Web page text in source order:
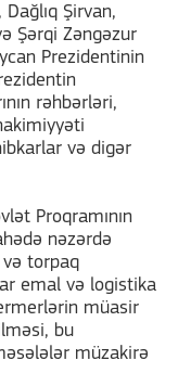
Şirvan,
Şərqi Zəngəzur
Prezidentinin
rəhbərləri,
və digər
Proqramının
nəzərdə
torpaq
emal və logistika
müasir
bu
müzakirə